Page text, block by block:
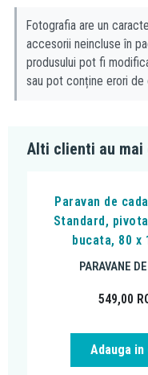
Fotografia are un
accesorii neincluse în
produsului pot fi
sau pot conține erori de
Alti clienti au mai
Paravan de
Standard,
bucata, 80 x
PARAVANE
549,00
Adauga in